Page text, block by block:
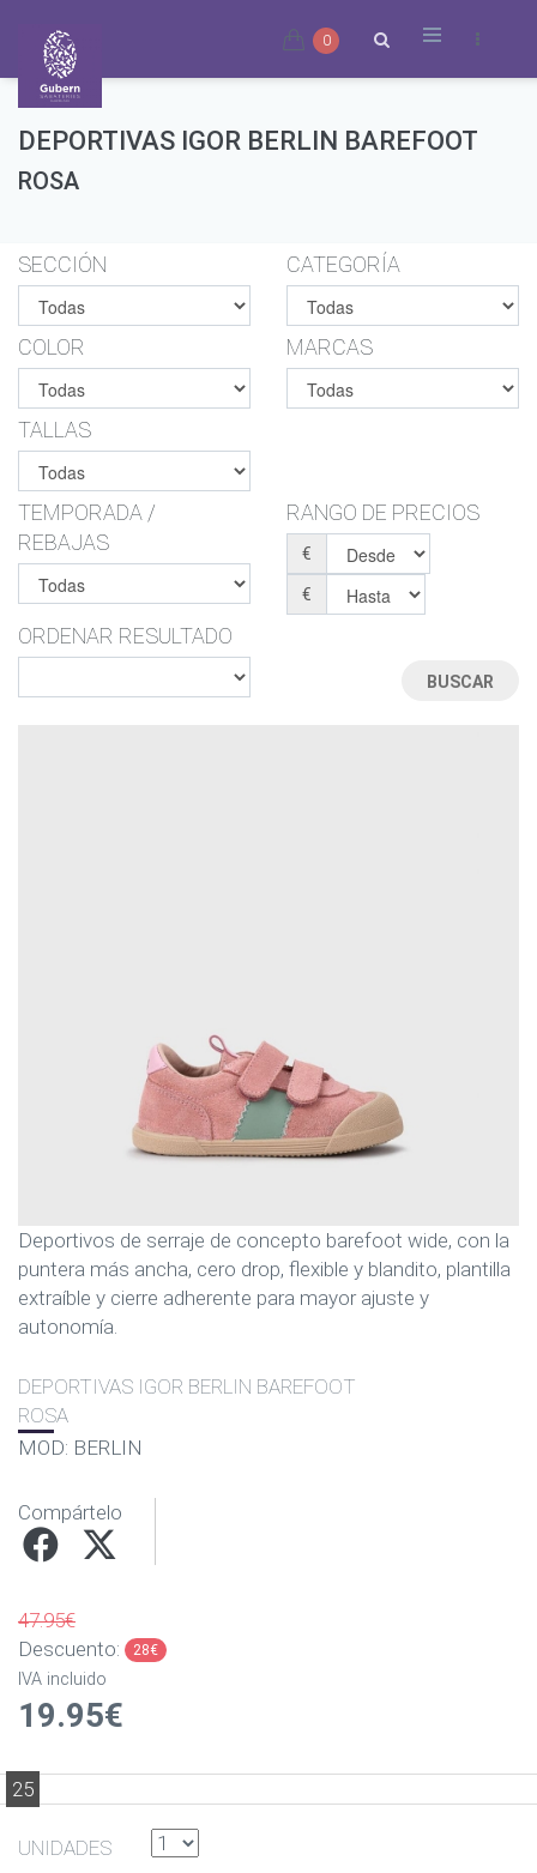
0
DEPORTIVAS IGOR BERLIN BAREFOOT
ROSA
SECCIÓN CATEGORÍA
COLOR MARCAS
TALLAS
TEMPORADA /
REBAJAS
RANGO DE PRECIOS
€
€
ORDENAR RESULTADO
Deportivos de serraje de concepto barefoot wide, con la
puntera más ancha, cero drop, flexible y blandito, plantilla
extraíble y cierre adherente para mayor ajuste y
autonomía.
DEPORTIVAS IGOR BERLIN BAREFOOT
ROSA
MOD: BERLIN
Compártelo
47.95€
Descuento:
28€
IVA incluido
19.95€
25
UNIDADES